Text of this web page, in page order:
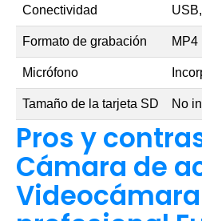
Conectividad
Formato de grabación MP4
Micrófono
Tamaño de la tarjeta SD No
Pros y
Cámara de
Videocámara